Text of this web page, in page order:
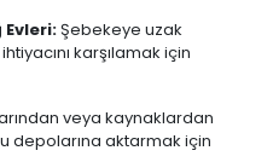
Evleri:Şebekeye uzak
karşılamak için
veya kaynaklardan
depolarına aktarmak için